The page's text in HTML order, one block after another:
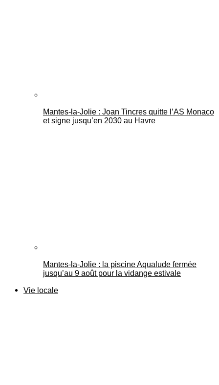
Mantes-la-Jolie : Joan Tincres quitte l’AS Monaco
et signe jusqu’en 2030 au Havre
Mantes-la-Jolie : la piscine Aqualude fermée
jusqu’au 9 août pour la vidange estivale
Vie locale